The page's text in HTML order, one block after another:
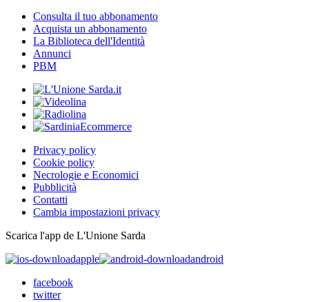
Consulta il tuo abbonamento
Acquista un abbonamento
La Biblioteca dell'Identità
Annunci
PBM
Privacy policy
Cookie policy
Necrologie e Economici
Pubblicità
Contatti
Cambia impostazioni privacy
Scarica l'app de L'Unione Sarda
apple
android
facebook
twitter